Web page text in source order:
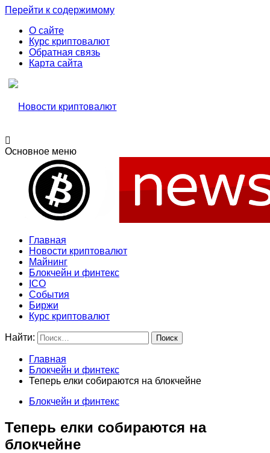
Перейти к содержимому
О сайте
Курс криптовалют
Обратная связь
Карта сайта
Новости криптовалют
Свежие новости криптовалюти, прогнозы, обзоры бирж
Основное меню
Новости криптовалют
Главная
Новости криптовалют
Майнинг
Блокчейн и финтекс
ICO
События
Биржи
Курс криптовалют
Найти:
Главная
Блокчейн и финтекс
Теперь елки собираются на блокчейне
Блокчейн и финтекс
Теперь елки собираются на
блокчейне